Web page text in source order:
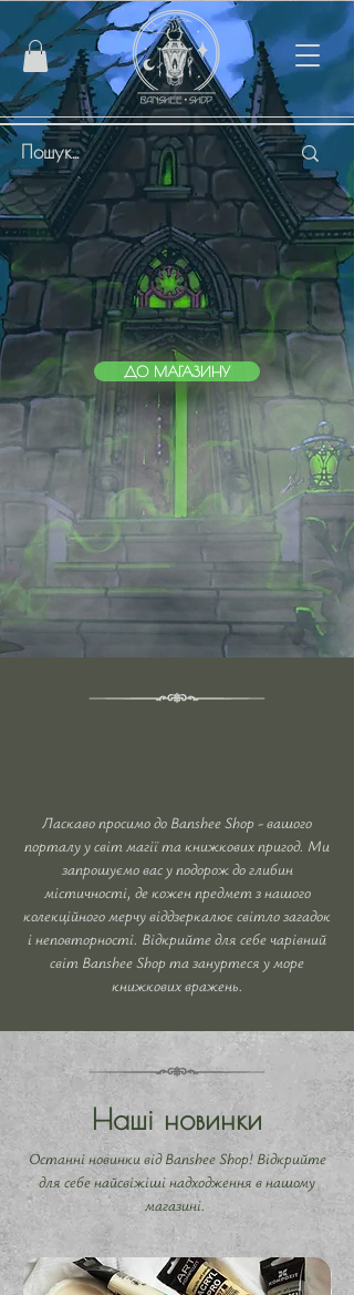
ДО МАГАЗИНУ
Ласкаво просимо до Banshee Shop - вашого
порталу у світ магії та книжкових пригод. Ми
запрошуємо вас у подорож до глибин
містичності, де кожен предмет з нашого
колекційного мерчу віддзеркалює світло загадок
і неповторності. Відкрийте для себе чарівний
світ Banshee Shop та зануртеся у море
книжкових вражень.
Наші новинки
Останні новинки від Banshee Shop! Відкрийте
для себе найсвіжіші надходження в нашому
магазині.